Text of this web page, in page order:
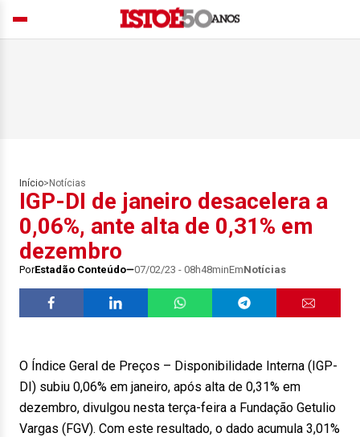
Início> Notícias
IGP-DI de janeiro desacelera a
0,06%, ante alta de 0,31% em
dezembro
PorEstadão Conteúdo 07/02/23 - 08h48minEmNotícias
O Índice Geral de Preços – Disponibilidade Interna (IGP-
DI) subiu 0,06% em janeiro, após alta de 0,31% em
dezembro, divulgou nesta terça-feira a Fundação Getulio
Vargas (FGV). Com este resultado, o dado acumula 3,01%